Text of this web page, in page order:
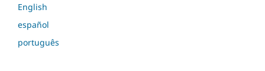
English
español
português